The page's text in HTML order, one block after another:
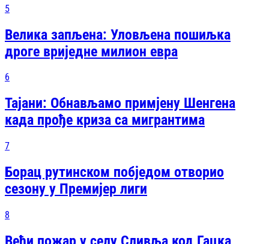
5
Велика запљена: Уловљена пошиљка
дроге вриједне милион евра
6
Тајани: Обнављамо примјену Шенгена
када прође криза са мигрантима
7
Борац рутинском побједом отворио
сезону у Премијер лиги
8